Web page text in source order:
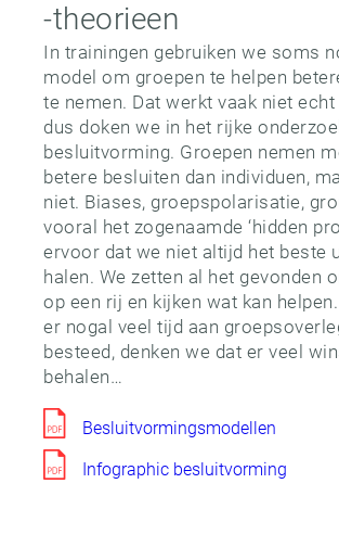
-theorieen
In trainingen gebruiken we soms
model om groepen te helpen
te nemen. Dat werkt vaak niet echt
dus doken we in het rijke
besluitvorming. Groepen nemen
betere besluiten dan individuen,
niet. Biases, groepspolarisatie,
vooral het zogenaamde ‘hidden
ervoor dat we niet altijd het beste
halen. We zetten al het gevonden
op een rij en kijken wat kan
er nogal veel tijd aan
besteed, denken we dat er veel
behalen…
Besluitvormingsmodellen
Infographic besluitvorming